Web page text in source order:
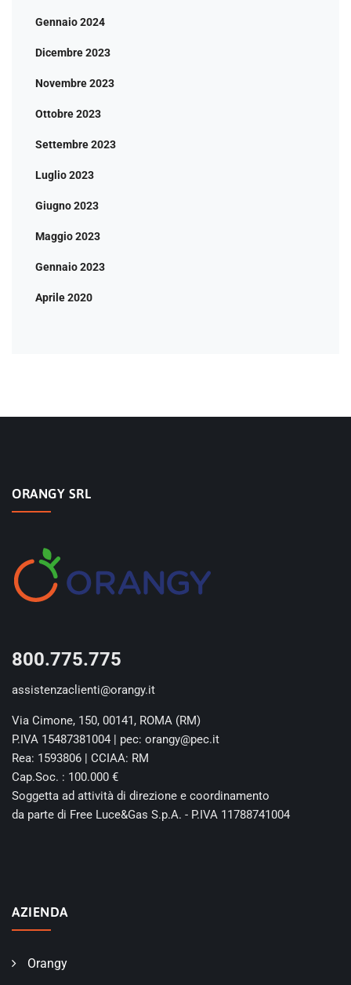
Gennaio 2024
Dicembre 2023
Novembre 2023
Ottobre 2023
Settembre 2023
Luglio 2023
Giugno 2023
Maggio 2023
Gennaio 2023
Aprile 2020
ORANGY SRL
800.775.775
assistenzaclienti@orangy.it
Via Cimone, 150, 00141, ROMA (RM)
P.IVA 15487381004 | pec: orangy@pec.it
Rea: 1593806 | CCIAA: RM
Cap.Soc. : 100.000 €
Soggetta ad attività di direzione e coordinamento
da parte di Free Luce&Gas S.p.A. - P.IVA 11788741004
AZIENDA
Orangy